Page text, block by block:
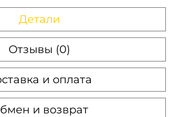
Детали
Отзывы (0)
и оплата
и возврат